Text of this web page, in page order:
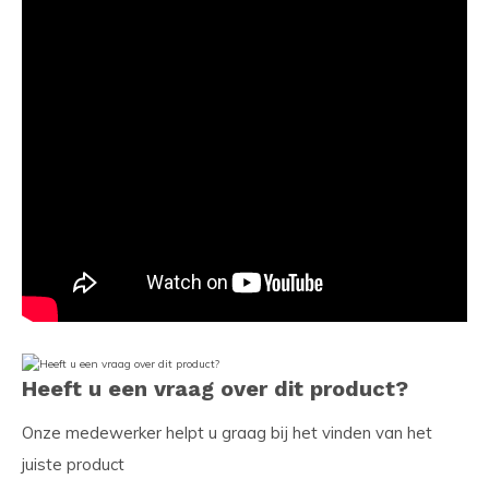
Heeft u een vraag over dit product?
Onze medewerker helpt u graag bij het vinden van het
juiste product